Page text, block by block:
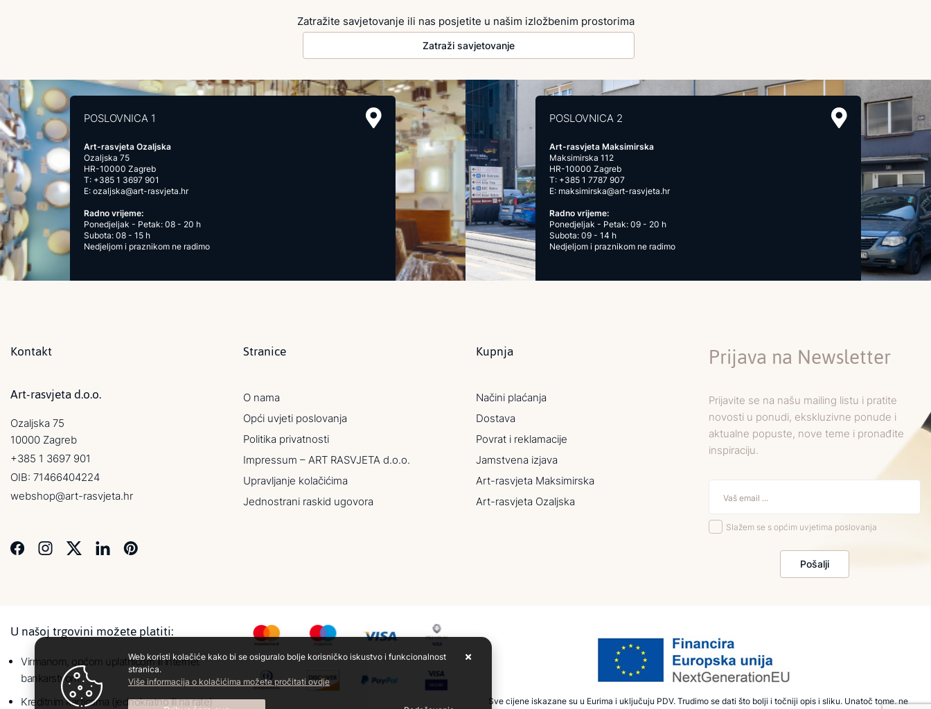
Zatražite savjetovanje ili nas posjetite u našim izložbenim prostorima
Zatraži savjetovanje
POSLOVNICA 1
Art-rasvjeta Ozaljska
Ozaljska 75
HR-10000 Zagreb
T: +385 1 3697 901
E: ozaljska@art-rasvjeta.hr
Radno vrijeme:
Ponedjeljak - Petak: 08 - 20 h
Subota: 08 - 15 h
Nedjeljom i praznikom ne radimo
POSLOVNICA 2
Art-rasvjeta Maksimirska
Maksimirska 112
HR-10000 Zagreb
T: +385 1 7787 907
E: maksimirska@art-rasvjeta.hr
Radno vrijeme:
Ponedjeljak - Petak: 09 - 20 h
Subota: 09 - 14 h
Nedjeljom i praznikom ne radimo
Kontakt
Art-rasvjeta d.o.o.
Ozaljska 75
10000 Zagreb
+385 1 3697 901
OIB: 71466404224
webshop@art-rasvjeta.hr
Stranice
O nama
Opći uvjeti poslovanja
Politika privatnosti
Impressum – ART RASVJETA d.o.o.
Upravljanje kolačićima
Jednostrani raskid ugovora
Kupnja
Načini plaćanja
Dostava
Povrat i reklamacije
Jamstvena izjava
Art-rasvjeta Maksimirska
Art-rasvjeta Ozaljska
Prijava na Newsletter
Prijavite se na našu mailing listu i pratite
novosti u ponudi, ekskluzivne ponude i
aktualne popuste, nove teme i pronađite
inspiraciju.
Slažem se s općim uvjetima poslovanja
Pošalji
U našoj trgovini možete platiti:
Virmanom, općom uplatnicom ili internet
bankarstvom
Kreditnim karticama (jednokratno ili na rate)
Sve cijene iskazane su u Eurima i uključuju PDV. Trudimo se dati što bolji i točniji opis i sliku. Unatoč tome, ne
Web koristi kolačiće kako bi se osiguralo bolje korisničko iskustvo i funkcionalnost
stranica.
Više informacija o kolačićima možete pročitati ovdje